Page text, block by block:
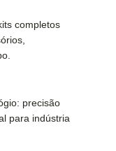
completos
precisão
para indústria